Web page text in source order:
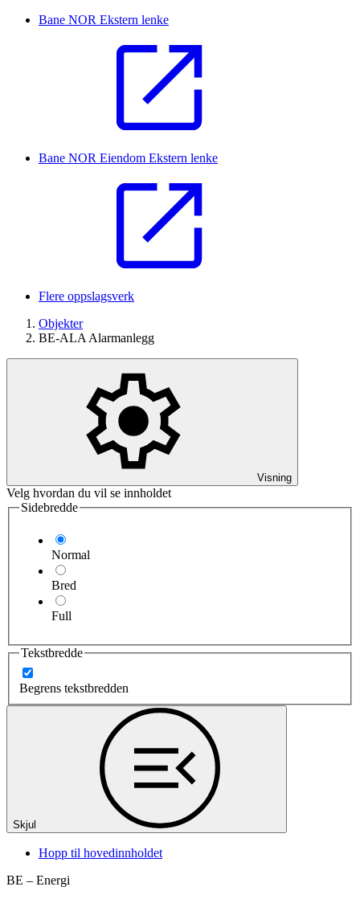
Bane NOR Ekstern lenke
Bane NOR Eiendom Ekstern lenke
Flere oppslagsverk
Objekter
BE-ALA Alarmanlegg
Visning
Velg hvordan du vil se innholdet
Sidebredde
Normal
Bred
Full
Tekstbredde
Begrens tekstbredden
Skjul
Hopp til hovedinnholdet
BE – Energi